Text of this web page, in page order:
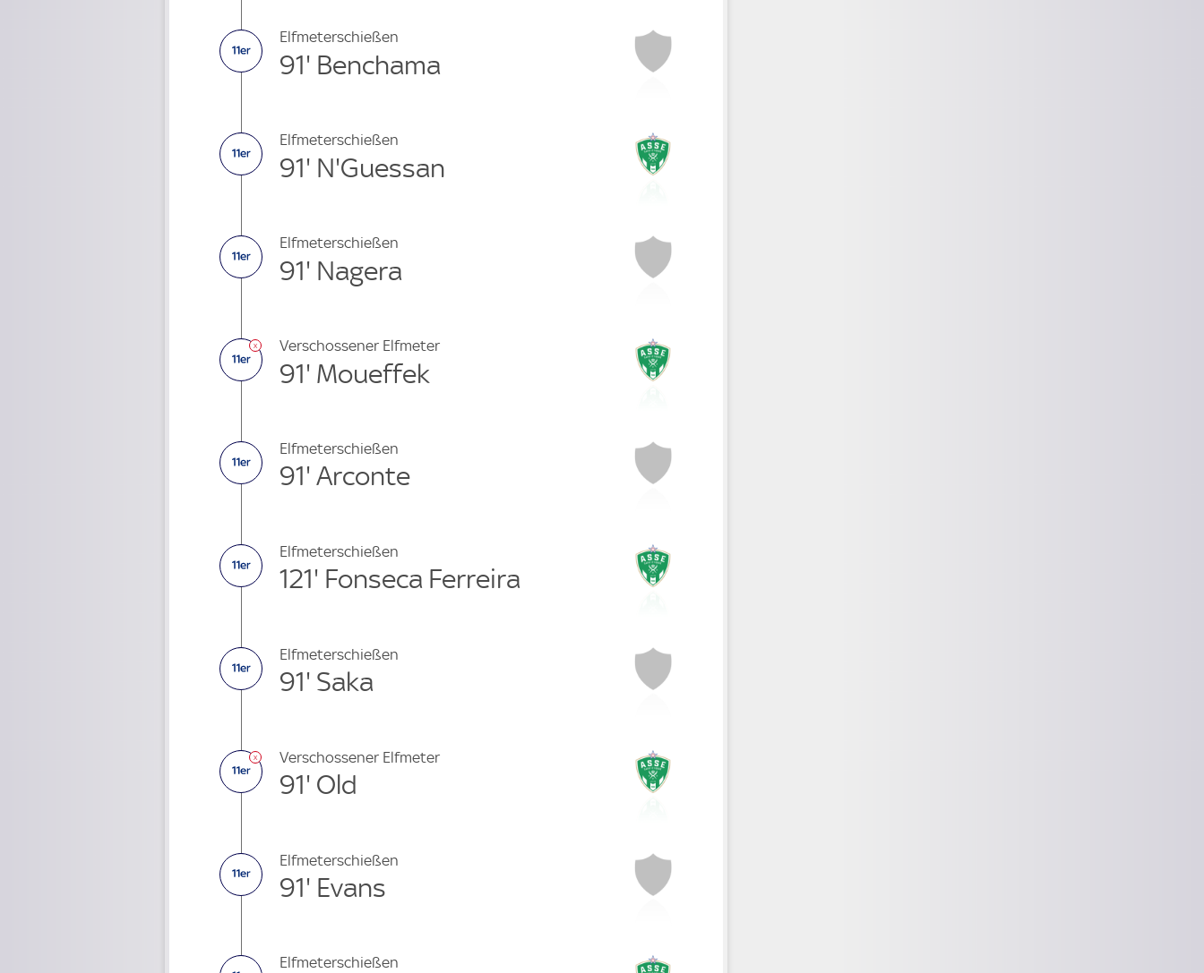
Elfmeterschießen
91' Benchama
Elfmeterschießen
91' N'Guessan
Elfmeterschießen
91' Nagera
Verschossener Elfmeter
91' Moueffek
Elfmeterschießen
91' Arconte
Elfmeterschießen
121' Fonseca Ferreira
Elfmeterschießen
91' Saka
Verschossener Elfmeter
91' Old
Elfmeterschießen
91' Evans
Elfmeterschießen